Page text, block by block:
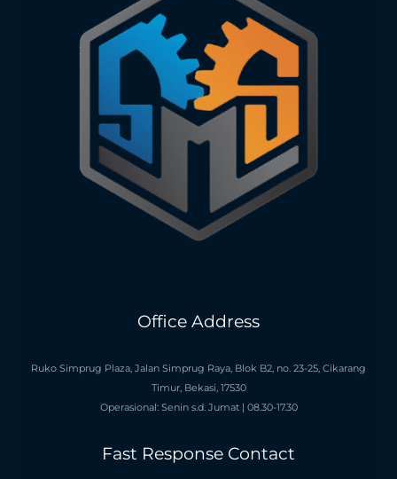
Office Address
Ruko Simprug Plaza, Jalan Simprug Raya, Blok B2, no. 23-25, Cikarang
Timur, Bekasi, 17530
Operasional: Senin s.d. Jumat | 08.30-17.30
Fast Response Contact